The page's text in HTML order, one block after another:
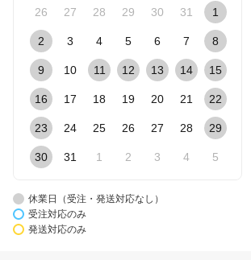
26 27 28 29 30 31 1
2 3 4 5 6 7 8
9 10 11 12 13 14 15
16 17 18 19 20 21 22
23 24 25 26 27 28 29
30 31 1 2 3 4 5
休業日（受注・発送対応なし）
受注対応のみ
発送対応のみ